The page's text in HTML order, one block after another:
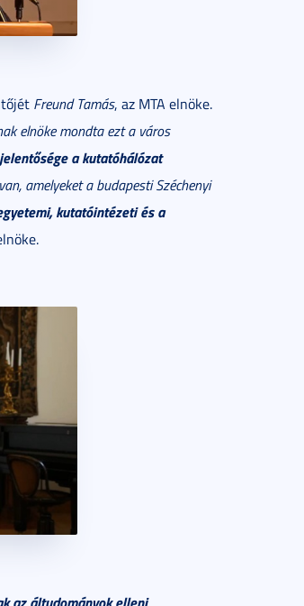
Freund Tamás, az MTA elnöke.
elnöke mondta ezt a város
a kutatóhálózat
amelyeket a budapesti Széchenyi
kutatóintézeti és a